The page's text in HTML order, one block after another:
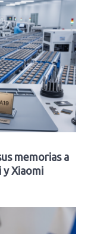
memorias a
y Xiaomi